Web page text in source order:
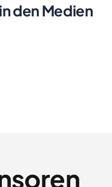
den Medien